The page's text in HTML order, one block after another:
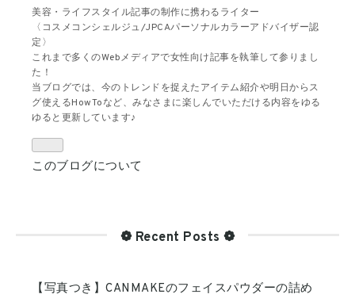
美容・ライフスタイル記事の制作に携わるライター
〈コスメコンシェルジュ/JPCAパーソナルカラーアドバイザー認
定〉
これまで多くのWebメディアで女性向け記事を執筆して参りまし
た！
当ブログでは、今のトレンドを捉えたアイテム紹介や明日からス
グ使えるHowToなど、みなさまに楽しんでいただける内容をゆる
ゆると更新しています♪
このブログについて
❁ Recent Posts ❁
【写真つき】CANMAKEのフェイスパウダーの詰め